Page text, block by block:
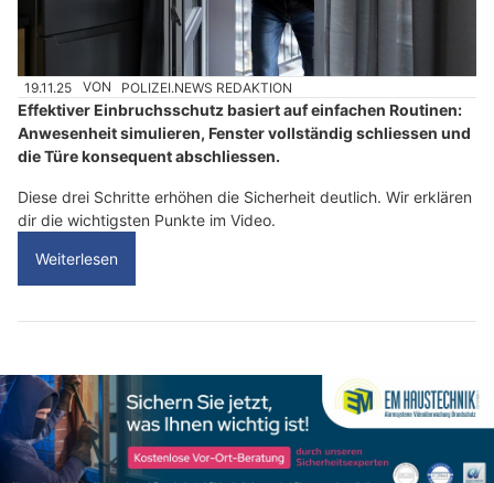
19.11.25 VON POLIZEI.NEWS REDAKTION
Effektiver Einbruchsschutz basiert auf einfachen Routinen:
Anwesenheit simulieren, Fenster vollständig schliessen und
die Türe konsequent abschliessen.
Diese drei Schritte erhöhen die Sicherheit deutlich. Wir erklären
dir die wichtigsten Punkte im Video.
Weiterlesen